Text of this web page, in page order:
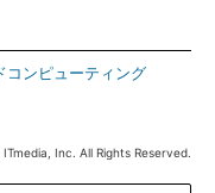
コンピューティング
Inc. All Rights Reserved.